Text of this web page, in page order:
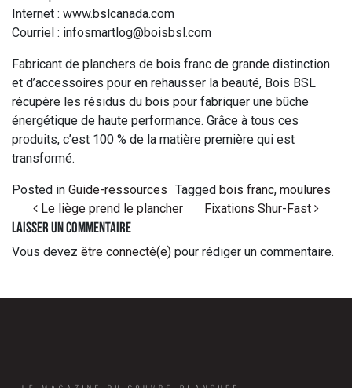
Internet : www.bslcanada.com
Courriel : infosmartlog@boisbsl.com
Fabricant de planchers de bois franc de grande distinction
et d’accessoires pour en rehausser la beauté, Bois BSL
récupère les résidus du bois pour fabriquer une bûche
énergétique de haute performance. Grâce à tous ces
produits, c’est 100 % de la matière première qui est
transformé.
Posted in Guide-ressources Tagged bois franc, moulures
Post navigation
Le liège prend le plancher Fixations Shur-Fast
Laisser un commentaire
Vous devez être connecté(e) pour rédiger un commentaire.